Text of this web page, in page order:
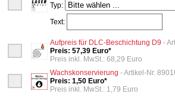
Typ:
Text:
Aufpreis für DLC-Beschichtung D9 -
Preis: 57,39 Euro*
Preis inkl. MwSt.: 68,29 Euro
Wachskonservierung - Artikel-Nr.
Preis: 1,50 Euro*
Preis inkl. MwSt.: 1,79 Euro